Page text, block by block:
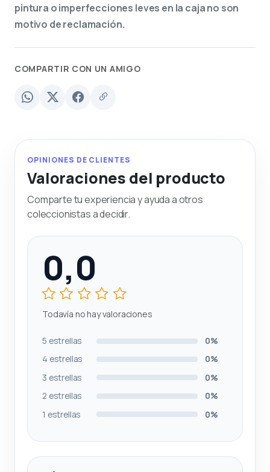
pintura o imperfecciones leves en la caja no son
motivo de reclamación.
COMPARTIR CON UN AMIGO
OPINIONES DE CLIENTES
Valoraciones del producto
Comparte tu experiencia y ayuda a otros
coleccionistas a decidir.
0,0
Todavía no hay valoraciones
5 estrellas
0%
4 estrellas
0%
3 estrellas
0%
2 estrellas
0%
1 estrellas
0%